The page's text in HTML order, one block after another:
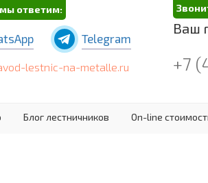
ответим:
Telegram
lestnic-na-metalle.ru
Ваш
+7
Блог лестничников On-line